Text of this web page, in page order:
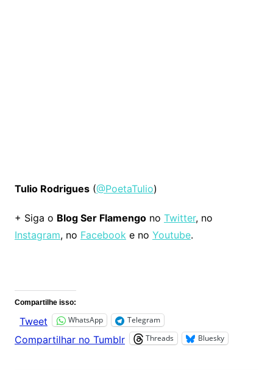
Tulio Rodrigues(@PoetaTulio)
+ Siga o Blog Ser Flamengono Twitter, no
Instagram, no Facebook e no Youtube.
Compartilhe isso:
Tweet WhatsApp Telegram
Compartilhar no Tumblr Threads Bluesky